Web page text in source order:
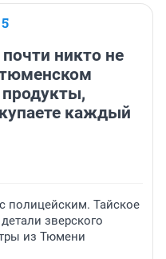
никто не
каждый
полицейским. Тайское
зверского
из Тюмени